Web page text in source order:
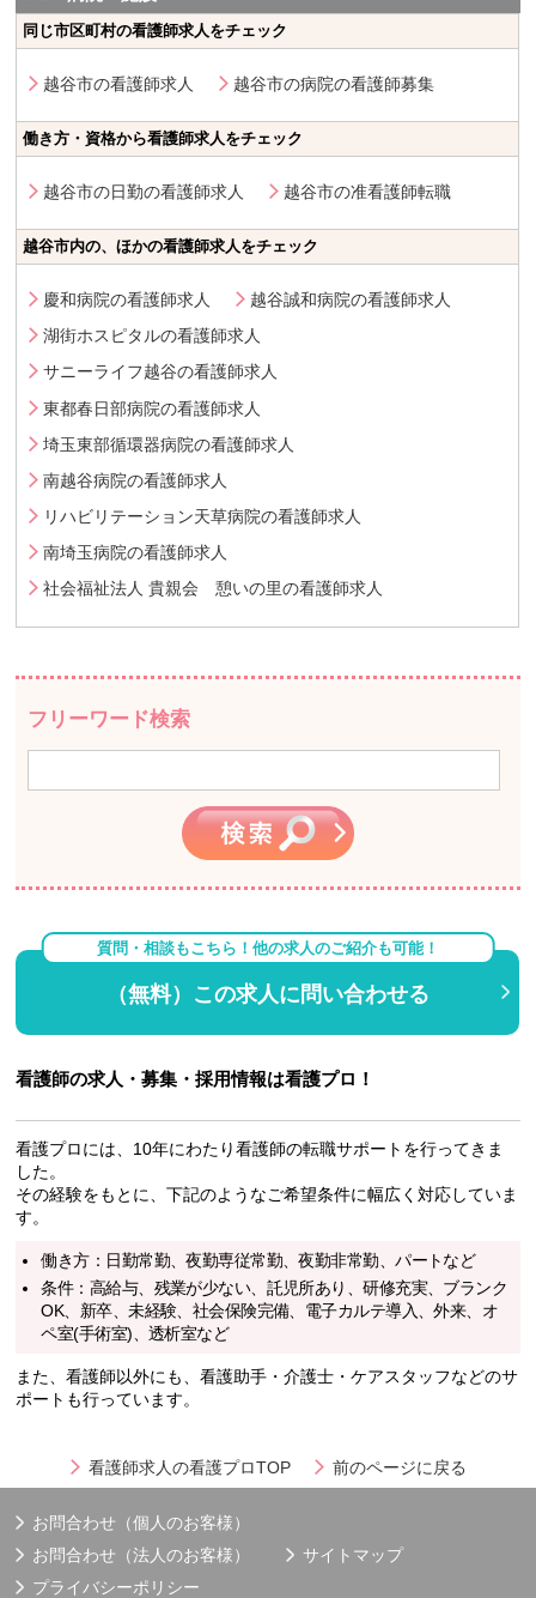
同じ市区町村の看護師求人をチェック
越谷市の看護師求人 越谷市の病院の看護師募集
働き方・資格から看護師求人をチェック
越谷市の日勤の看護師求人 越谷市の准看護師転職
越谷市内の、ほかの看護師求人をチェック
慶和病院の看護師求人
越谷誠和病院の看護師求人
湖街ホスピタルの看護師求人
サニーライフ越谷の看護師求人
東都春日部病院の看護師求人
埼玉東部循環器病院の看護師求人
南越谷病院の看護師求人
リハビリテーション天草病院の看護師求人
南埼玉病院の看護師求人
社会福祉法人 貴親会 憩いの里の看護師求人
フリーワード検索
質問・相談もこちら！他の求人のご紹介も可能！
（無料）この求人に問い合わせる
看護師の求人・募集・採用情報は看護プロ！
看護プロには、10年にわたり看護師の転職サポートを行ってきま
した。
その経験をもとに、下記のようなご希望条件に幅広く対応していま
す。
働き方：日勤常勤、夜勤専従常勤、夜勤非常勤、パートなど
条件：高給与、残業が少ない、託児所あり、研修充実、ブランク
OK、新卒、未経験、社会保険完備、電子カルテ導入、外来、オ
ペ室(手術室)、透析室など
また、看護師以外にも、看護助手・介護士・ケアスタッフなどのサ
ポートも行っています。
看護師求人の看護プロTOP 前のページに戻る
お問合わせ（個人のお客様）
お問合わせ（法人のお客様）
サイトマップ
プライバシーポリシー